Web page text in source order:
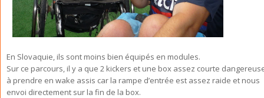
En Slovaquie, ils sont moins bien équipés en modules.
Sur ce parcours, il y a que 2 kickers et une box assez courte
à prendre en wake assis car la rampe d’entrée est assez raide et nous
envoi directement sur la fin de la box.